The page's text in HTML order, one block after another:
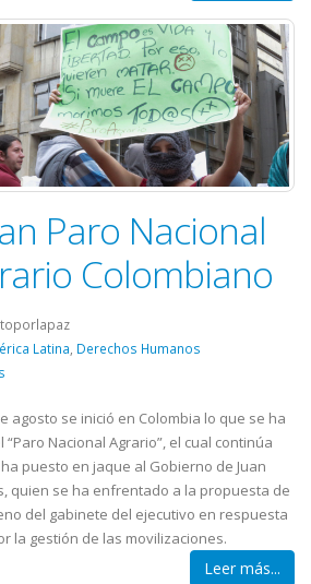
Paro Nacional
Colombiano
Latina, Derechos Humanos
agosto se inició en Colombia lo que se ha
Nacional Agrario”, el cual continúa
puesto en jaque al Gobierno de Juan
quien se ha enfrentado a la propuesta de
del gabinete del ejecutivo en respuesta
la gestión de las movilizaciones.
Leer más...